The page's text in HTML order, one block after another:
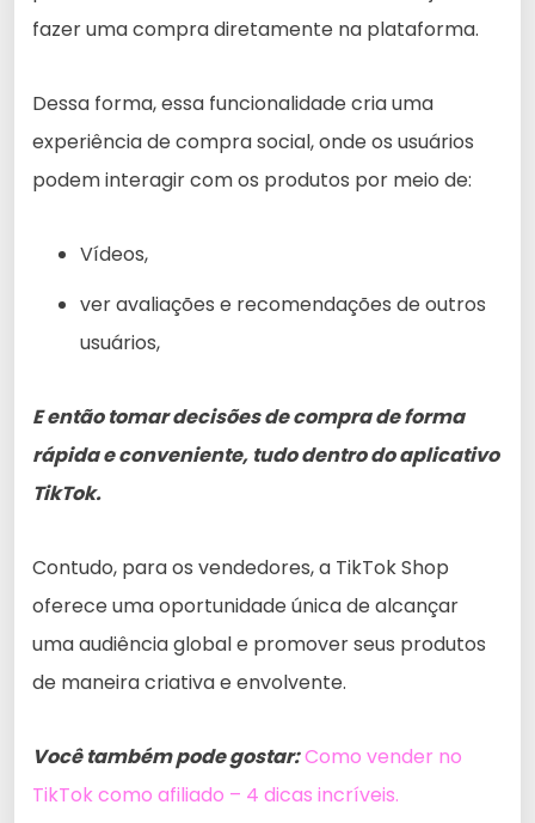
fazer uma compra diretamente na plataforma.
Dessa forma, essa funcionalidade cria uma
experiência de compra social, onde os usuários
podem interagir com os produtos por meio de:
Vídeos,
ver avaliações e recomendações de outros
usuários,
E então tomar decisões de compra de forma
rápida e conveniente, tudo dentro do aplicativo
TikTok.
Contudo, para os vendedores, a TikTok Shop
oferece uma oportunidade única de alcançar
uma audiência global e promover seus produtos
de maneira criativa e envolvente.
Você também pode gostar:Como vender no
TikTok como afiliado – 4 dicas incríveis.